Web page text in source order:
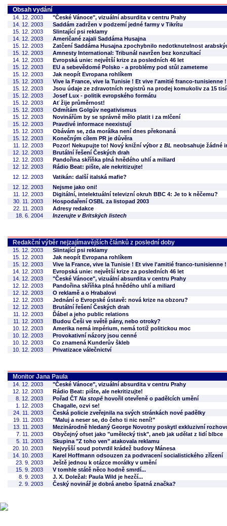
Obsah vydání
14. 12. 2003
"České Vánoce", vizuální absurdita v centru Prahy
14. 12. 2003
Saddám zadržen v podzemí jedné farmy v Tikrítu
15. 12. 2003
Slintající psi reklamy
14. 12. 2003
Američané zajali Saddáma Husajna
15. 12. 2003
Zatčení Saddáma Husajna zpochybnilo nedotknutelnost
15. 12. 2003
Amnesty International: Tribunál navržen bez konzultací
14. 12. 2003
Evropská unie: největší krize za posledních 46 let
15. 12. 2003
EU a sebevědomé Polsko - a problémy pod stůl zameteme
15. 12. 2003
Jak neopít Evropana rohlíkem
15. 12. 2003
Vive la France, vive la Tunisie ! Et vive l'amitié franco-tunisienne !
15. 12. 2003
Jsou údaje ze zdravotních registrů na prodej komukoliv za 15
15. 12. 2003
Josef Lux - politik evropského formátu
15. 12. 2003
Ať žije průměrnost!
15. 12. 2003
Odmítám Golgův negativismus
15. 12. 2003
Novinářům by se správně mělo platit i za mlčení
15. 12. 2003
Pravdivé informace neexistují
15. 12. 2003
Obávám se, zda morálka není dnes překonaná
15. 12. 2003
Konečným cílem PR je důvěra
11. 12. 2003
Pozor! Nekupujte to! Nový knižní výbor z BL neobsahuje žádné
12. 12. 2003
Brutální řešení Českých drah
12. 12. 2003
Pandořina skříňka plná hnědého uhlí a miliard
12. 12. 2003
Rádio Beat: pište, ale nekritizujte!
12. 12. 2003
Vatikán: další italská mafie?
12. 12. 2003
Nejsme jako oni!
11. 12. 2003
Digitální, intelektuální televizní okruh BBC 4: Je to k něčemu?
30. 11. 2003
Hospodaření OSBL za listopad 2003
22. 11. 2003
Adresy redakce
18. 6. 2004
Inzerujte v Britských listech
Redakční výběr nejzajímavějších článků z poslední doby
15. 12. 2003
Slintající psi reklamy
15. 12. 2003
Jak neopít Evropana rohlíkem
15. 12. 2003
Vive la France, vive la Tunisie ! Et vive l'amitié franco-tunisienne !
14. 12. 2003
Evropská unie: největší krize za posledních 46 let
14. 12. 2003
"České Vánoce", vizuální absurdita v centru Prahy
12. 12. 2003
Pandořina skříňka plná hnědého uhlí a miliard
12. 12. 2003
O reklamě a o Hrabalovi
12. 12. 2003
Jednání o Evropské ústavě: nová krize na obzoru?
12. 12. 2003
Brutální řešení Českých drah
11. 12. 2003
Ďábel a jeho public relations
11. 12. 2003
Budou Češi ve světě pány, nebo otroky?
10. 12. 2003
Amerika nemá impérium, nemá totiž politickou moc
10. 12. 2003
Provokativní názory jsou cenné
10. 12. 2003
Co znamená Kunderův škleb
10. 12. 2003
Privatizace válečnictví
Monitor Jana Paula
14. 12. 2003
"České Vánoce", vizuální absurdita v centru Prahy
12. 12. 2003
Rádio Beat: pište, ale nekritizujte!
8. 12. 2003
Pořad ČT Na stopě hovořil otevřeně o padělcích umění
1. 12. 2003
Chagalle, ozvi se!
24. 11. 2003
Česká policie zveřejnila na svých stránkách nové padělky
19. 11. 2003
"Maluj a neser se, do čeho ti nic není!"
13. 11. 2003
Mezinárodně hledaný George Novotny poskytl exkluzivní
7. 11. 2003
Obyčejný ofset jako "umělecký tisk", aneb jak udělat z lidí blbce
5. 11. 2003
Skupina "Z toho ven" atakovala reklamu
20. 10. 2003
Nejvyšší soud potvrdil krádež budovy Mánesa
14. 10. 2003
Karel Hoffmann odsouzen za podvracení socialistického zřízení
23. 9. 2003
Ještě jednou k otázce morálky v umění
15. 9. 2003
V tomhle státě něco hodně smrdí...
8. 9. 2003
J. X. Doležal: Paula Wild je hezčí...
2. 9. 2003
Český novinář je dobrá anebo špatná značka?